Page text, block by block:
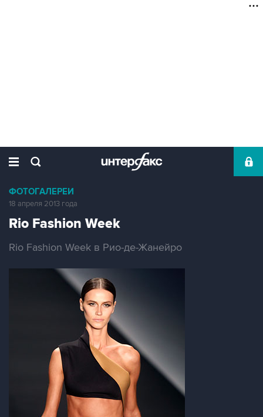
ФОТОГАЛЕРЕИ
18 апреля 2013 года
Rio Fashion Week
Rio Fashion Week в Рио-де-Жанейро